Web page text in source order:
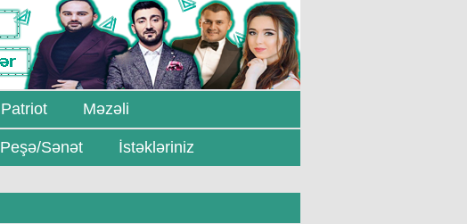
Patriot Məzəli
Peşə/Sənət İstəkləriniz